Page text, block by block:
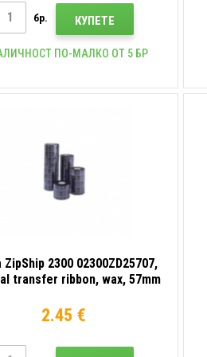
бр. КУПЕТЕ
ПО-МАЛКО ОТ 5 БР
ZipShip 2300 02300ZD25707,
transfer ribbon, wax, 57mm
2.45 €